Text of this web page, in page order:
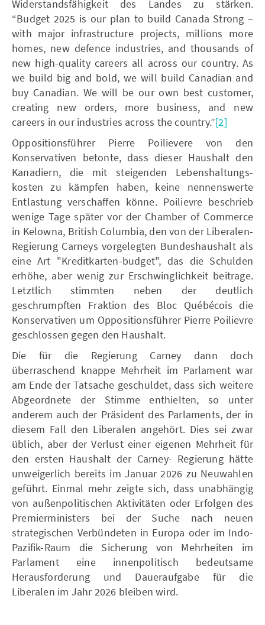
Widerstandsfähigkeit des Landes zu stärken.
“Budget 2025 is our plan to build Canada Strong –
with major infrastructure projects, millions more
homes, new defence industries, and thousands of
new high-quality careers all across our country. As
we build big and bold, we will build Canadian and
buy Canadian. We will be our own best customer,
creating new orders, more business, and new
careers in our industries across the country.”[2]
Oppositionsführer Pierre Poilievere von den
Konservativen betonte, dass dieser Haushalt den
Kanadiern, die mit steigenden Lebenshaltungs-
kosten zu kämpfen haben, keine nennenswerte
Entlastung verschaffen könne. Poilievre beschrieb
wenige Tage später vor der Chamber of Commerce
in Kelowna, British Columbia, den von der Liberalen-
Regierung Carneys vorgelegten Bundeshaushalt als
eine Art "Kreditkarten-budget", das die Schulden
erhöhe, aber wenig zur Erschwinglichkeit beitrage.
Letztlich stimmten neben der deutlich
geschrumpften Fraktion des Bloc Québécois die
Konservativen um Oppositionsführer Pierre Poilievre
geschlossen gegen den Haushalt.
Die für die Regierung Carney dann doch
überraschend knappe Mehrheit im Parlament war
am Ende der Tatsache geschuldet, dass sich weitere
Abgeordnete der Stimme enthielten, so unter
anderem auch der Präsident des Parlaments, der in
diesem Fall den Liberalen angehört. Dies sei zwar
üblich, aber der Verlust einer eigenen Mehrheit für
den ersten Haushalt der Carney- Regierung hätte
unweigerlich bereits im Januar 2026 zu Neuwahlen
geführt. Einmal mehr zeigte sich, dass unabhängig
von außenpolitischen Aktivitäten oder Erfolgen des
Premierministers bei der Suche nach neuen
strategischen Verbündeten in Europa oder im Indo-
Pazifik-Raum die Sicherung von Mehrheiten im
Parlament eine innenpolitisch bedeutsame
Herausforderung und Daueraufgabe für die
Liberalen im Jahr 2026 bleiben wird.